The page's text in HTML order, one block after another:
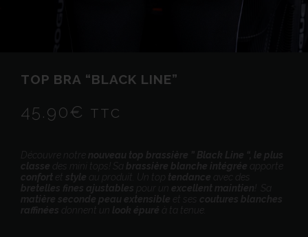
TOP BRA “BLACK LINE”
45.90€ TTC